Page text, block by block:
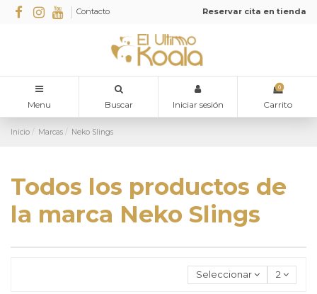
Contacto Reservar cita en tienda
Menu Buscar Iniciar sesión
0
Carrito
Inicio Marcas Neko Slings
Todos los productos de
la marca Neko Slings
Seleccionar 2